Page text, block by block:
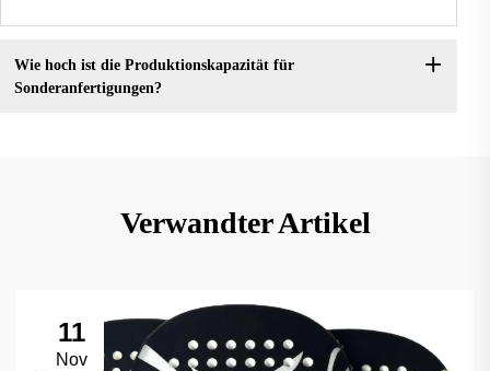
Wie hoch ist die Produktionskapazität für
Sonderanfertigungen?
Verwandter Artikel
11
Nov